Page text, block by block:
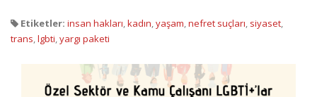
Etiketler: insan hakları,kadın,yaşam,nefret suçları, siyaset,
trans,lgbti,yargı paketi